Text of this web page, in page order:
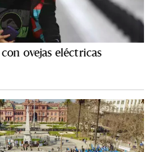
ovejas eléctricas